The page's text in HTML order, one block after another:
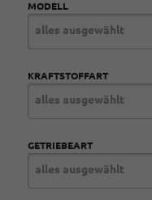
MODELL
alles ausgewählt
KRAFTSTOFFART
alles ausgewählt
GETRIEBEART
alles ausgewählt